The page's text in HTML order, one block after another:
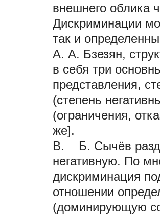
внешнего облика
Дискриминации
так и
А. А. Бзезян,
в себя три
представления,
(степень
(ограничения,
же].
В. Б. Сычёв
негативную. По
дискриминация
отношении
(доминирующую